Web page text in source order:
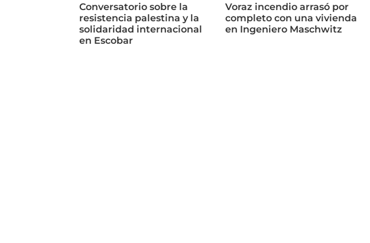
Conversatorio sobre la
resistencia palestina y la
solidaridad internacional
en Escobar
Voraz incendio arrasó por
completo con una vivienda
en Ingeniero Maschwitz